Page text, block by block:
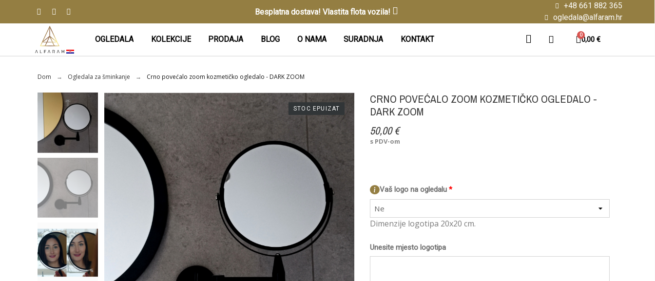
Besplatna dostava! Vlastita flota vozila!
+48 661 882 365
ogledala@alfaram.hr
OGLEDALA KOLEKCIJE PRODAJA BLOG O NAMA SURADNJA KONTAKT 0,00 €
Dom Ogledala za šminkanje Crno povećalo zoom kozmetičko ogledalo - DARK ZOOM
STOC EPUIZAT
CRNO POVEĆALO ZOOM KOZMETIČKO OGLEDALO -
DARK ZOOM
50,00 €
s PDV-om
*
Vaš logo na ogledalu
Ne
Dimenzije logotipa 20x20 cm.
Unesite mjesto logotipa